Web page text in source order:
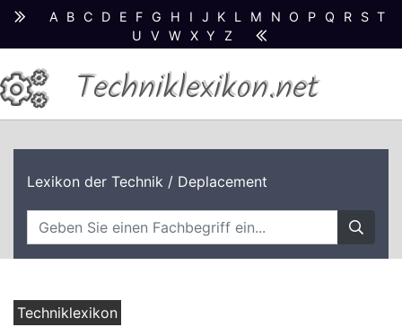
A B C D E F G H I J K L M N O P Q R S T
U
V W X Y Z
Techniklexikon.net
Lexikon der Technik / Deplacement
Techniklexikon